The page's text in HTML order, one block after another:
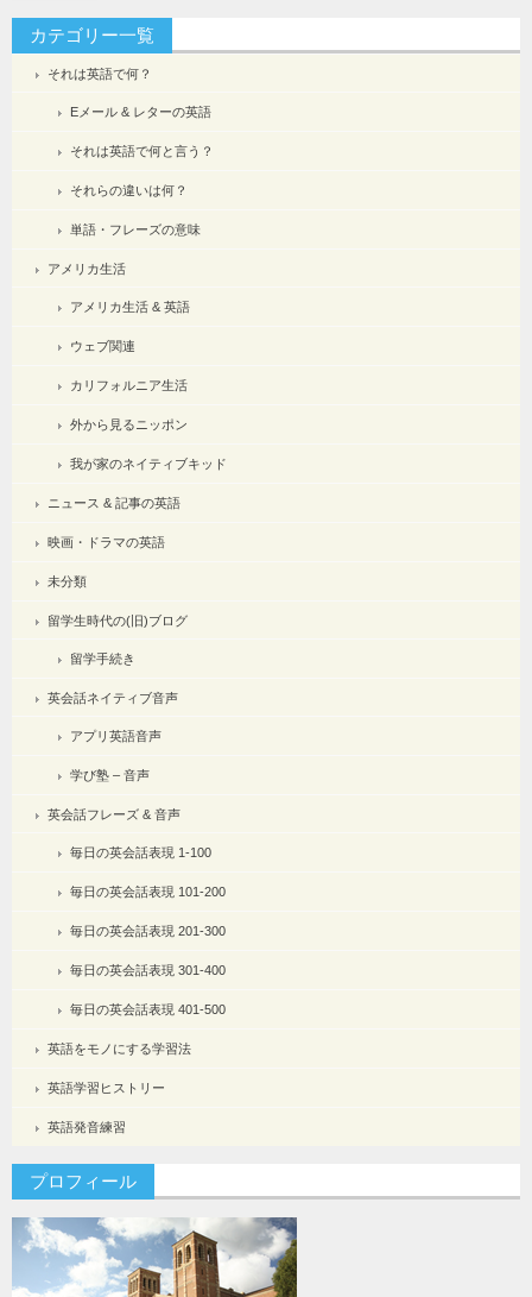
カテゴリー一覧
それは英語で何？
Eメール & レターの英語
それは英語で何と言う？
それらの違いは何？
単語・フレーズの意味
アメリカ生活
アメリカ生活 & 英語
ウェブ関連
カリフォルニア生活
外から見るニッポン
我が家のネイティブキッド
ニュース & 記事の英語
映画・ドラマの英語
未分類
留学生時代の(旧)ブログ
留学手続き
英会話ネイティブ音声
アプリ英語音声
学び塾 – 音声
英会話フレーズ & 音声
毎日の英会話表現 1-100
毎日の英会話表現 101-200
毎日の英会話表現 201-300
毎日の英会話表現 301-400
毎日の英会話表現 401-500
英語をモノにする学習法
英語学習ヒストリー
英語発音練習
プロフィール